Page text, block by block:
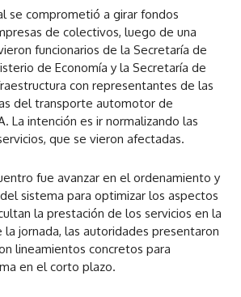
se comprometió a girar fondos
de colectivos, luego de una
funcionarios de la Secretaría de
de Economía y la Secretaría de
con representantes de las
del transporte automotor de
La intención es ir normalizando las
que se vieron afectadas.
fue avanzar en el ordenamiento y
sistema para optimizar los aspectos
la prestación de los servicios en la
jornada, las autoridades presentaron
lineamientos concretos para
en el corto plazo.